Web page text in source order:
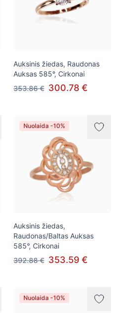
Auksinis žiedas, Raudonas
Auksas 585°, Cirkonai
353.86 € 300.78 €
Nuolaida -10%
Auksinis žiedas,
Raudonas/Baltas Auksas
585°, Cirkonai
392.88 € 353.59 €
Nuolaida -10%